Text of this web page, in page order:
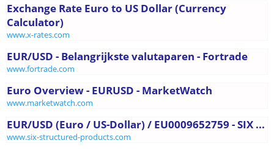
Exchange Rate Euro to US Dollar (Currency
Calculator)
www.x-rates.com
EUR/USD - Belangrijkste valutaparen - Fortrade
www.fortrade.com
Euro Overview - EURUSD - MarketWatch
www.marketwatch.com
EUR/USD (Euro / US-Dollar) / EU0009652759 - SIX ...
www.six-structured-products.com